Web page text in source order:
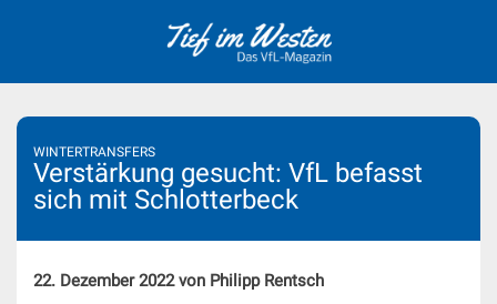
WINTERTRANSFERS
Verstärkung gesucht: VfL befasst
sich mit Schlotterbeck
22. Dezember 2022 von Philipp Rentsch